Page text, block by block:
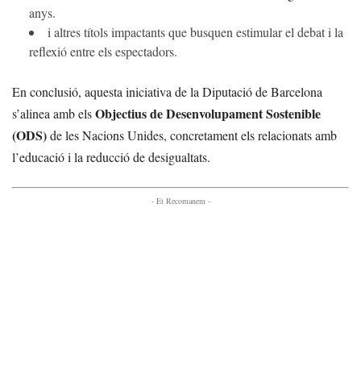
anys.
i altres títols impactants que busquen estimular el debat i la
reflexió entre els espectadors.
En conclusió, aquesta iniciativa de la Diputació de Barcelona
s’alinea amb elsObjectius de Desenvolupament Sostenible
(ODS)de les Nacions Unides, concretament els relacionats amb
l’educació i la reducció de desigualtats.
- Et Recomanem -